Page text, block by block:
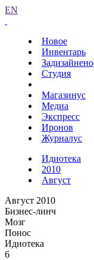
EN
Новое
Инвентарь
Задизайнено
Студия
Магазинус
Медиа
Экспресс
Иронов
Журналус
Идиотека
2010
Август
Август 2010
Бизнес-линч
Мозг
Понос
Идиотека
6